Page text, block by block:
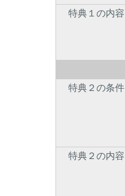
特典１の内容
特典２の条件
特典２の内容